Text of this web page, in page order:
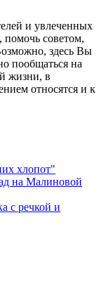
и увлеченных
советом,
здесь Вы
пообщаться на
жизни, в
относятся и к
хлопот"
на Малиновой
с речкой и